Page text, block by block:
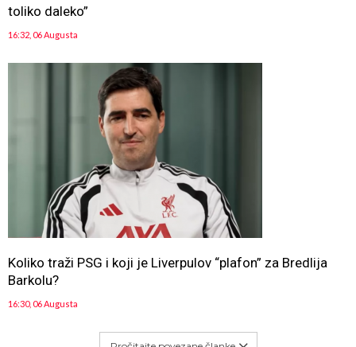
toliko daleko”
16:32, 06 Augusta
Koliko traži PSG i koji je Liverpulov “plafon” za Bredlija
Barkolu?
16:30, 06 Augusta